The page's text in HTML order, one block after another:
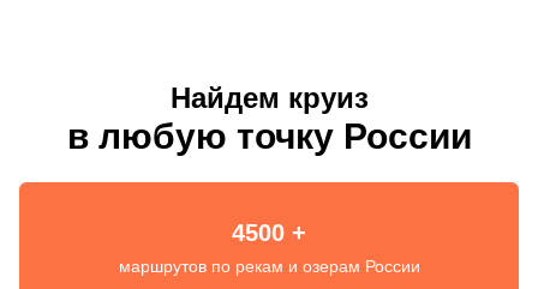
Найдем круиз
в любую точку России
4500 +
маршрутов по рекам и озерам России